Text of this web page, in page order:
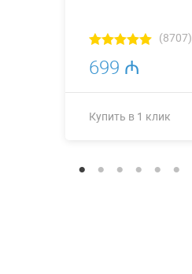
(8707)
699 ₼
Купить в 1 клик